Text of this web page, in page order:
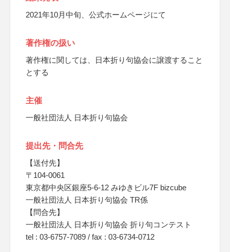
2021年10月中旬、公式ホームページにて
著作権の扱い
著作権に関しては、日本折り句協会に譲渡すること
とする
主催
一般社団法人 日本折り句協会
提出先・問合先
【送付先】
〒104-0061
東京都中央区銀座5-6-12 みゆきビル7F bizcube
一般社団法人 日本折り句協会 TR係
【問合先】
一般社団法人 日本折り句協会 折り句コンテスト
tel : 03-6757-7089 / fax : 03-6734-0712